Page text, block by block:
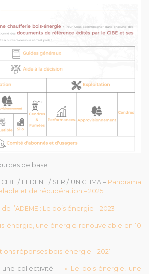
de base :
/ FEDENE / SER / UNICLIMA – Panorama
et de récupération – 2025
de l’ADEME : Le bois énergie – 2023
énergie, une énergie renouvelable en 10
réponses bois-énergie – 2021
collectivité – « Le bois énergie, une